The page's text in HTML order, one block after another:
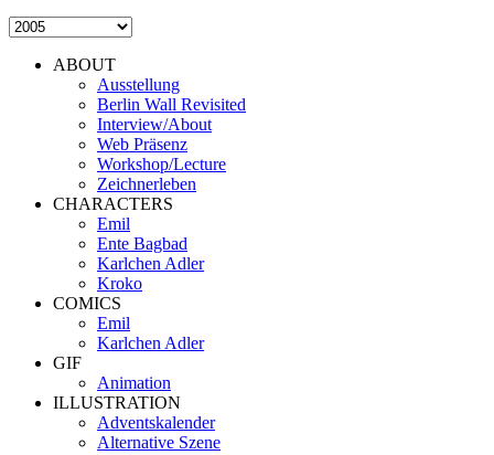
ABOUT
Ausstellung
Berlin Wall Revisited
Interview/About
Web Präsenz
Workshop/Lecture
Zeichnerleben
CHARACTERS
Emil
Ente Bagbad
Karlchen Adler
Kroko
COMICS
Emil
Karlchen Adler
GIF
Animation
ILLUSTRATION
Adventskalender
Alternative Szene